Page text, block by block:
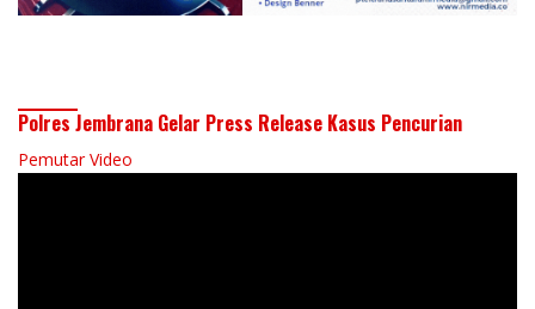
Polres Jembrana Gelar Press Release Kasus Pencurian
Pemutar Video